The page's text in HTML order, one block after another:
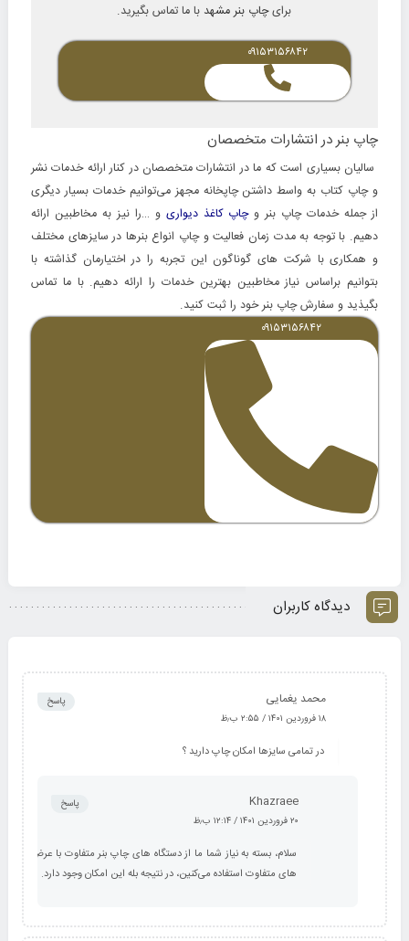
برایچاپ بنر مشهد با ما تماس بگیرید.
۰۹۱۵۳۱۵۶۸۴۲
چاپ بنر در انتشارات متخصصان
سالیان بسیاری است که ما در انتشارات متخصصان در کنار ارائه خدمات نشر
وچاپ کتاب به واسط داشتن چاپخانه مجهز می‌توانیم خدمات بسیار دیگری
از جمله خدمات چاپ بنر وچاپ کاغذ دیواری و …را نیز به مخاطبین ارائه
دهیم. با توجه به مدت زمان فعالیت و چاپ انواع بنرها در سایزهای مختلف
و همکاری با شرکت های گوناگون این تجربه را در اختیارمان گذاشته با
بتوانیم براساس نیاز مخاطبین بهترین خدمات را ارائه دهیم. با ما تماس
بگیذید و سفارش چاپ بنر خود را ثبت کنید.
۰۹۱۵۳۱۵۶۸۴۲
دیدگاه کاربران
محمد یغمایی
۱۸ فروردین ۱۴۰۱ / ۲:۵۵ ب٫ظ
پاسخ
در تمامی سایزها امکان چاپ دارید ؟
Khazraee
۲۰ فروردین ۱۴۰۱ / ۱۲:۱۴ ب٫ظ
پاسخ
سلام، بسته به نیاز شما ما از دستگاه های چاپ بنر متفاوت با عرض
های متفاوت استفاده می‌کنین، در نتیجه بله این امکان وجود دارد.